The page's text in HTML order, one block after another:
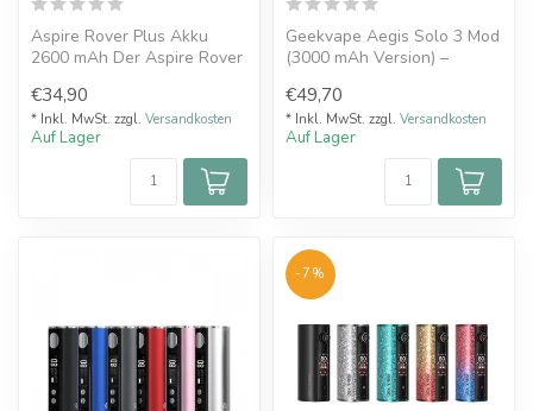
Aspire Rover Plus Akku
2600 mAh Der Aspire Rover
vo...
€34,90
* Inkl. MwSt. zzgl. Versandkosten
Auf Lager
Geekvape Aegis Solo 3 Mod
(3000 mAh Version) –
mit u...
€49,70
* Inkl. MwSt. zzgl. Versandkosten
Auf Lager
-7%